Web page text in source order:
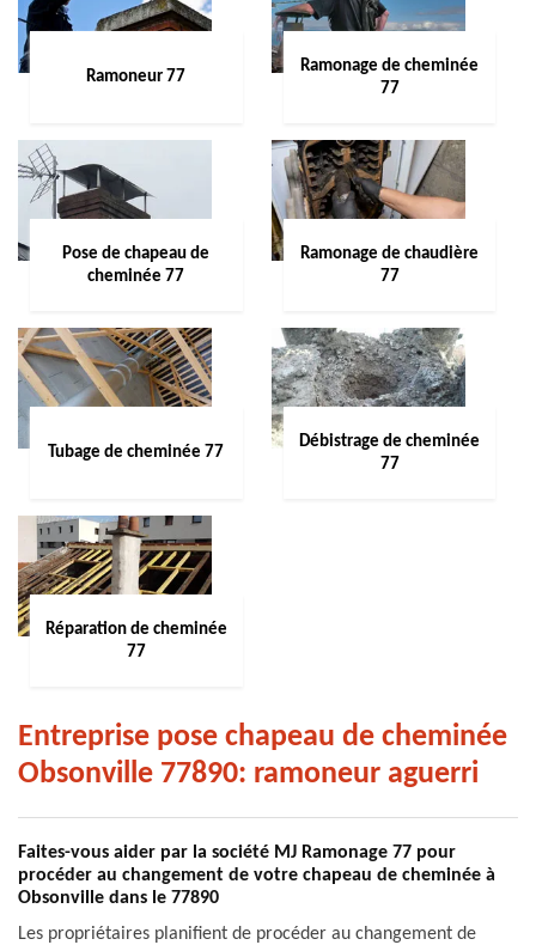
Ramoneur 77
Ramonage de cheminée
77
Pose de chapeau de
cheminée 77
Ramonage de chaudière
77
Tubage de cheminée 77
Débistrage de cheminée
77
Réparation de cheminée
77
Entreprise pose chapeau de cheminée
Obsonville 77890: ramoneur aguerri
Faites-vous aider par la société MJ Ramonage 77 pour
procéder au changement de votre chapeau de cheminée à
Obsonville dans le 77890
Les propriétaires planifient de procéder au changement de